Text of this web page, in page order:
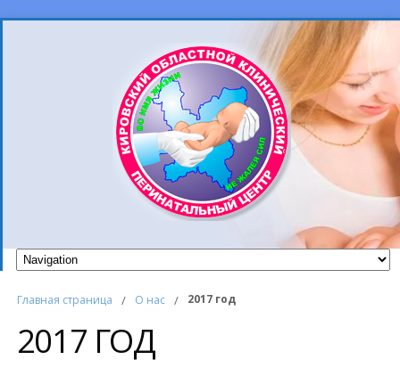
Главная страница / О нас / 2017 год
2017 ГОД